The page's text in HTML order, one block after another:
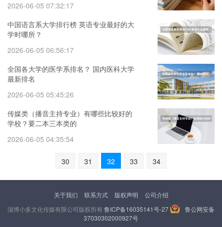
2026-06-05 07:32:17
中国语言系大学排行榜 英语专业最好的大
学时哪所？
2026-06-05 06:56:17
全国各大学的医学系排名？ 国内医科大学
最新排名
2026-06-05 05:45:26
传媒类（播音主持专业）有哪些比较好的
学校？要二本三本类的
2026-06-05 04:35:54
30 31 32 33 34
关于我们 联系方式 版权声明
公司介绍
淄博小多文化传媒有限公司版权所有鲁ICP备16035141号-27
鲁公网安备
37030302000927号